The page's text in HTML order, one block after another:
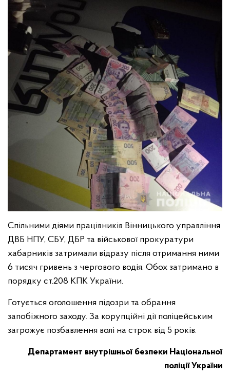
Спільними діями працівників Вінницького управління
ДВБ НПУ, СБУ, ДБР та військової прокуратури
хабарників затримали відразу після отримання ними
6 тисяч гривень з чергового водія. Обох затримано в
порядку ст.208 КПК України.
Готується оголошення підозри та обрання
запобіжного заходу. За корупційні дії поліцейським
загрожує позбавлення волі на строк від 5 років.
Департамент внутрішньої безпеки Національної
поліції України